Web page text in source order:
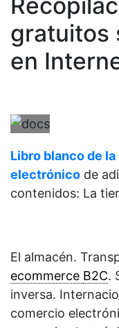
gratuitos
en
Libro blanco de
electrónico de
contenidos: La
El almacén.
ecommerce B2C.
inversa.
comercio